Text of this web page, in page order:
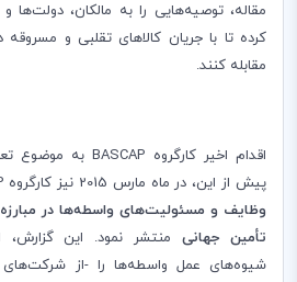
مقاله، توصیه‌هایی را به مالکان، دولت‌ها و
کرده تا با جریان کالاهای تقلبی و مسروقه
مقابله کنند.
اقدام اخیر کارگروه BASCAPبه موضوع
پیش از این، در ماه مارس 2015 نیز کارگروه
وظایف و مسئولیت‌های واسطه‌ها در
تأمین جهانیمنتشر نمود. این گزارش،
شیوه‌های عمل واسطه‌ها را -از شرکت‌های